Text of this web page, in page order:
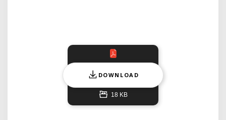
DOWNLOAD
18 KB